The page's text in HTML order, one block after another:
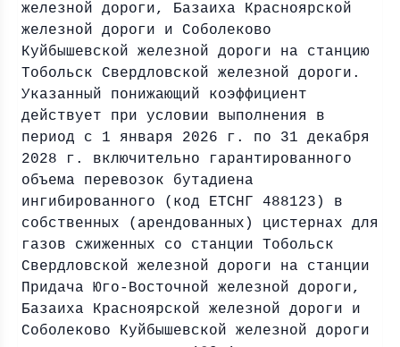
железной дороги, Базаиха Красноярской
железной дороги и Соболеково
Куйбышевской железной дороги на станцию
Тобольск Свердловской железной дороги.
Указанный понижающий коэффициент
действует при условии выполнения в
период с 1 января 2026 г. по 31 декабря
2028 г. включительно гарантированного
объема перевозок бутадиена
ингибированного (код ЕТСНГ 488123) в
собственных (арендованных) цистернах для
газов сжиженных со станции Тобольск
Свердловской железной дороги на станции
Придача Юго-Восточной железной дороги,
Базаиха Красноярской железной дороги и
Соболеково Куйбышевской железной дороги